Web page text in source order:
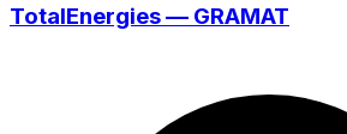
TotalEnergies — GRAMAT